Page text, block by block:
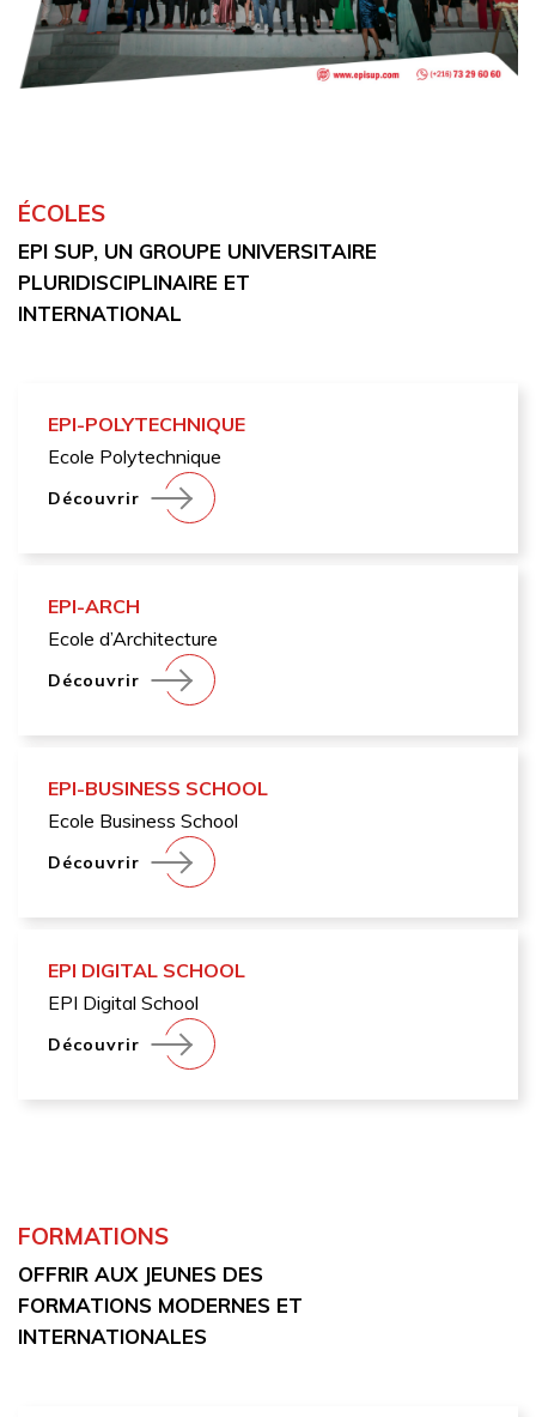
ÉCOLES
EPI SUP, UN GROUPE UNIVERSITAIRE
PLURIDISCIPLINAIRE ET
INTERNATIONAL
EPI-POLYTECHNIQUE
Ecole Polytechnique
Découvrir
EPI-ARCH
Ecole d’Architecture
Découvrir
EPI-BUSINESS SCHOOL
Ecole Business School
Découvrir
EPI DIGITAL SCHOOL
EPI Digital School
Découvrir
FORMATIONS
OFFRIR AUX JEUNES DES
FORMATIONS MODERNES ET
INTERNATIONALES